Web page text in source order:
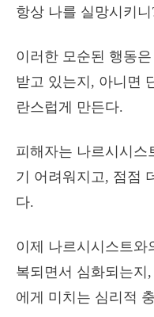
항상 나를 실망시키
이러한 모순된 행동
받고 있는지, 아니면
란스럽게 만든다.
피해자는 나르시시스
기 어려워지고, 점점
다.
이제 나르시시스트와
복되면서 심화되는지
에게 미치는 심리적